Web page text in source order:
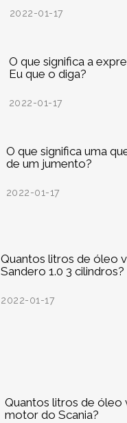
2022-01-17
O que significa a
Eu que o diga?
2022-01-17
O que significa uma
de um jumento?
2022-01-17
Quantos litros de óleo
Sandero 1.0 3 cilindros?
2022-01-17
Quantos litros de óleo
motor do Scania?